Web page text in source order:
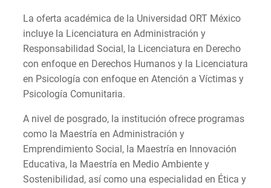
La oferta académica de la Universidad ORT México
incluye la Licenciatura en Administración y
Responsabilidad Social, la Licenciatura en Derecho
con enfoque en Derechos Humanos y la Licenciatura
en Psicología con enfoque en Atención a Víctimas y
Psicología Comunitaria.
A nivel de posgrado, la institución ofrece programas
como la Maestría en Administración y
Emprendimiento Social, la Maestría en Innovación
Educativa, la Maestría en Medio Ambiente y
Sostenibilidad, así como una especialidad en Ética y